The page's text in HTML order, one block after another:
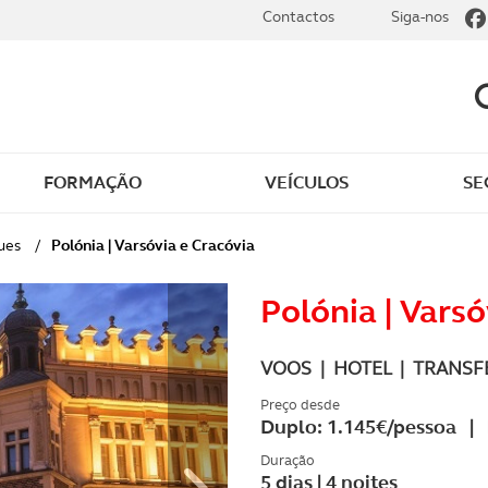
FORMAÇÃO VEÍCULOS
Contactos Siga-nos
/ Polónia | Varsóvia e Cracóvia
Polónia |
VOOS | HOTEL |
Preço desde
Duplo: 1.145€/pessoa
Duração
5 dias | 4 noites